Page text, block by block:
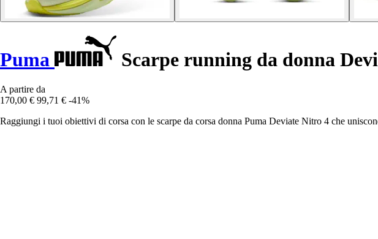
Puma Scarpe running da donna
A partire da
170,00 € 99,71 € -41%
Raggiungi i tuoi obiettivi di corsa con le scarpe da corsa donna Puma Deviate Nitro 4 che